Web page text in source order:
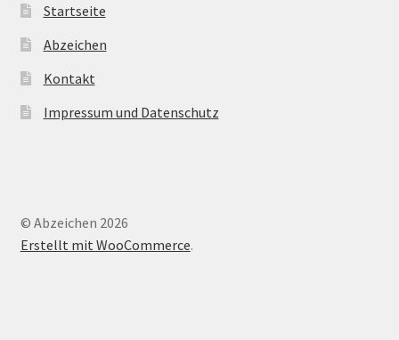
Startseite
Abzeichen
Kontakt
Impressum und Datenschutz
© Abzeichen 2026
Erstellt mit WooCommerce.